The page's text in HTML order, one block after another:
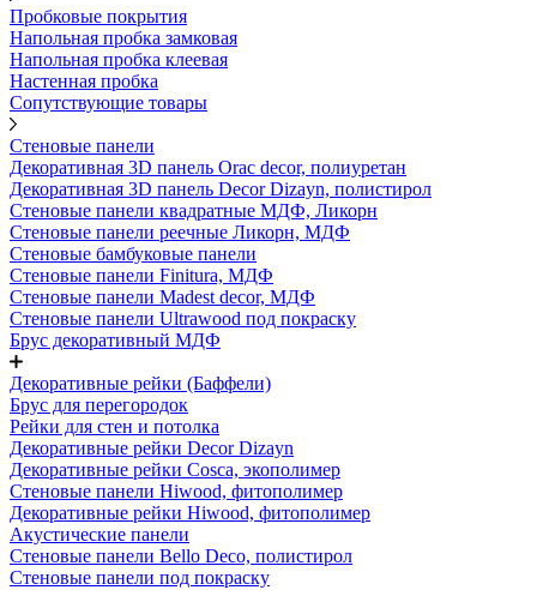
Пробковые покрытия
Напольная пробка замковая
Напольная пробка клеевая
Настенная пробка
Сопутствующие товары
Стеновые панели
Декоративная 3D панель Orac decor, полиуретан
Декоративная 3D панель Decor Dizayn, полистирол
Стеновые панели квадратные МДФ, Ликорн
Стеновые панели реечные Ликорн, МДФ
Стеновые бамбуковые панели
Стеновые панели Finitura, МДФ
Стеновые панели Madest decor, МДФ
Стеновые панели Ultrawood под покраску
Брус декоративный МДФ
Декоративные рейки (Баффели)
Брус для перегородок
Рейки для стен и потолка
Декоративные рейки Decor Dizayn
Декоративные рейки Cosca, экополимер
Стеновые панели Hiwood, фитополимер
Декоративные рейки Hiwood, фитополимер
Акустические панели
Стеновые панели Bello Deco, полистирол
Стеновые панели под покраску